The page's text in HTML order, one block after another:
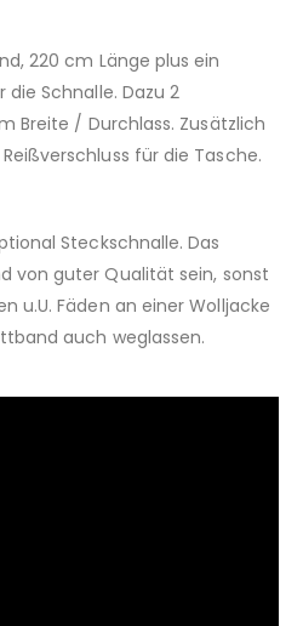
220 cm Länge plus ein
Schnalle. Dazu 2
Breite / Durchlass. Zusätzlich
für die Tasche.
Steckschnalle. Das
von guter Qualität sein, sonst
u.U. Fäden an einer Wolljacke
auch weglassen.